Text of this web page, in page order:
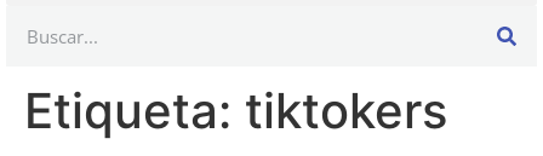
Etiqueta: tiktokers